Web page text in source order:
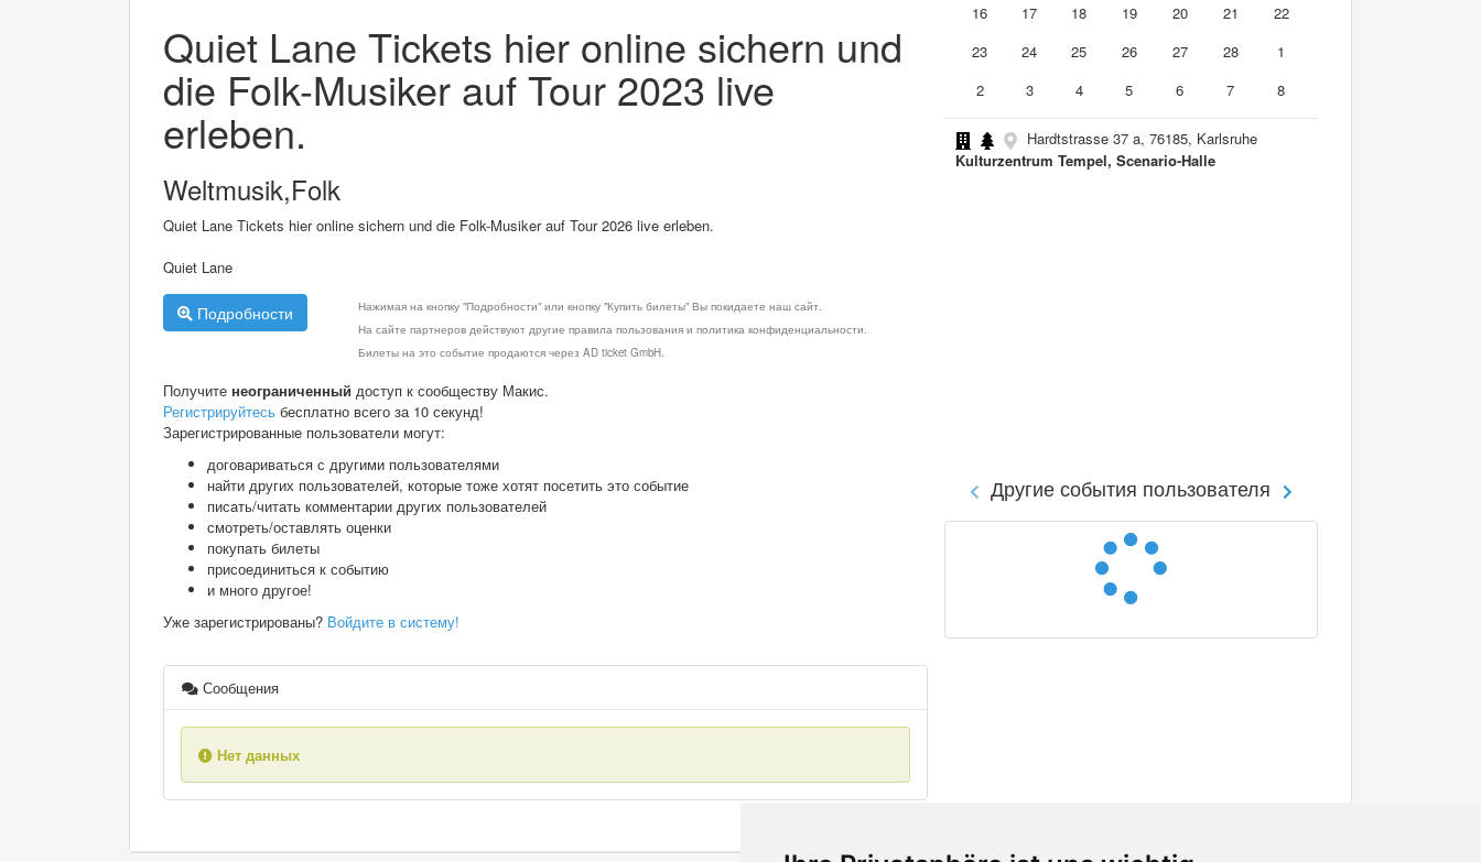
Quiet Lane Tickets hier online sichern und
die Folk-Musiker auf Tour 2023 live
erleben.
Weltmusik,Folk
Quiet Lane Tickets hier online sichern und die Folk-Musiker auf Tour 2026 live erleben.
Quiet Lane
Подробности
Нажимая на кнопку "Подробности" или кнопку "Купить билеты" Вы покидаете наш сайт.
На сайте партнеров действуют другие правила пользования и политика конфиденциальности.
Билеты на это событие продаются через AD ticket GmbH.
Получите неограниченный доступ к сообществу Макис.
Регистрируйтесь бесплатно всего за 10 секунд!
Зарегистрированные пользователи могут:
договариваться с другими пользователями
найти других пользователей, которые тоже хотят посетить это событие
писать/читать комментарии других пользователей
смотреть/оставлять оценки
покупать билеты
присоединиться к событию
и много другое!
Уже зарегистрированы? Войдите в систему!
Сообщения
Нет данных
16
17 18 19 20 21
22
23
24 25 26 27 28
1
2
3 4 5 6 7 8
Hardtstrasse 37 a, 76185, Karlsruhe
Kulturzentrum Tempel, Scenario-Halle
Другие события пользователя